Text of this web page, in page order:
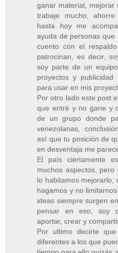
ganar material,
trabaje mucho,
hasta hoy me
ayuda de personas que
cuento con el
patrocinan, es decir,
soy parte de un
proyectos y
para usar en mis
Por otro lado este post
que entré y no gane y
de un grupo donde
venezolanas,
así que tu posición de
en desventaja me
El país ciertamente
muchos aspectos,
lo habitamos mejorarlo,
hagamos y no
ideas siempre surgen
pensar en eso, soy
aportar, crear y
Por ultimo decirte
diferentes a los que